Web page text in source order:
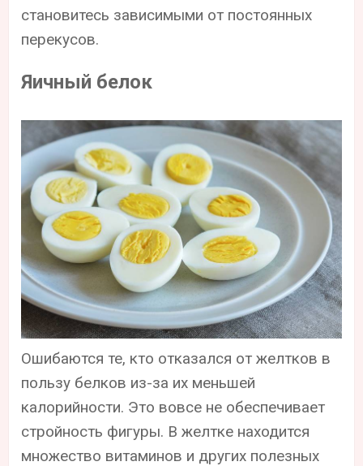
становитесь зависимыми от постоянных
перекусов.
Яичный белок
Ошибаются те, кто отказался от желтков в
пользу белков из-за их меньшей
калорийности. Это вовсе не обеспечивает
стройность фигуры. В желтке находится
множество витаминов и других полезных